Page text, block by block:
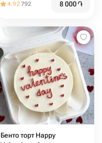
4.92792 8 000֏
Бенто торт Happy